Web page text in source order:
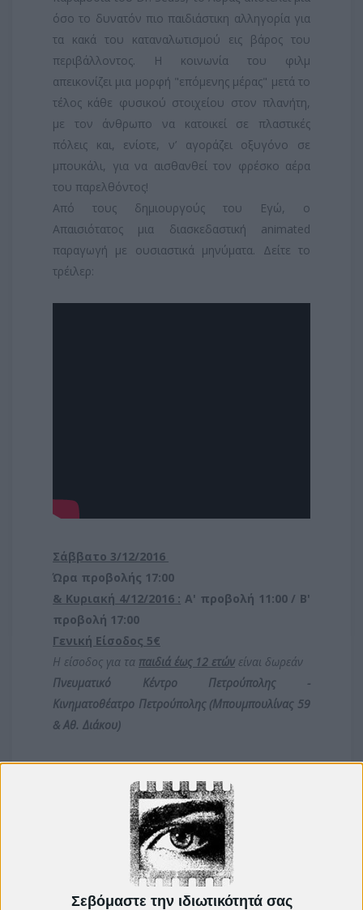
Σεβόμαστε την ιδιωτικότητά σας
όσο το δυνατόν πιο παιδιάστικη αλληγορία για
τα κακά του καταναλωτισμού εις βάρος του
περιβάλλοντος. Η κοινωνία του φιλμ
απεικονίζει μια μορφή "επόμενης μέρας" μετά το
τέλος κάθε φυσικού στοιχείου στον πλανήτη,
με τον άνθρωπο να κατοικεί σε πλαστικές
πόλεις και, ενίοτε, ν’ αγοράζει οξυγόνο σε
μπουκάλι, για να αισθανθεί τον φρέσκο αέρα
του παρελθόντος!
Από τους δημιουργούς του Εγώ, ο
Απαισιότατος μια διασκεδαστική animated
παραγωγή με ουσιαστικά μηνύματα. Δείτε το
τρέιλερ:
Σάββατο 3/12/2016
Ώρα προβολής 17:00
& Κυριακή 4/12/2016 : Α' προβολή 11:00 / Β'
προβολή 17:00
Γενική Είσοδος 5€
Η είσοδος για τα παιδιά έως 12 ετών είναι δωρεάν
Πνευματικό Κέντρο Πετρούπολης -
Κινηματοθέατρο Πετρούπολης (Μπουμπουλίνας 59
& Αθ. Διάκου)